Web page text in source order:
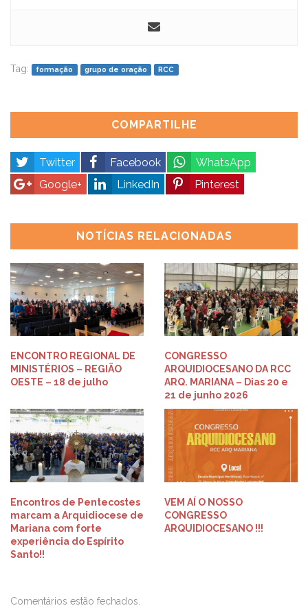
Tag: formação grupo de oração RCC
COMPARTILHE
Twitter Facebook
WhatsApp
Google+
LinkedIn Pinterest
NOTÍCIAS RELACIONADAS
ENCONTRO REGIONAL DE
MINISTÉRIOS – REGIÃO
OESTE – 18 de julho
CONGRESSO
ARQUIDIOCESANO DA RCC
ARQ. MARIANA – Dias 20 e
21 de junho 2026
Encontros de Pentecostes
marcam a Arquidiocese de
Mariana com forte
experiência do Espírito
Santo!!
VEM AÍ O NOSSO
CONGRESSO
ARQUIDIOCESANO !!!
Comentários estão fechados.